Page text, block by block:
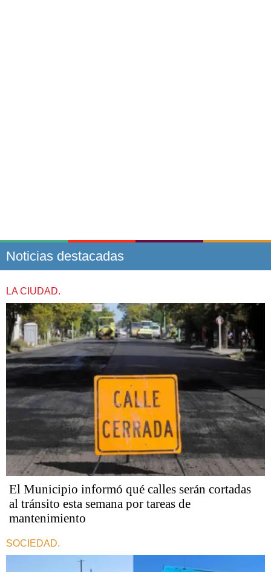
Noticias destacadas
LA CIUDAD.
El Municipio informó qué calles serán cortadas
al tránsito esta semana por tareas de
mantenimiento
SOCIEDAD.